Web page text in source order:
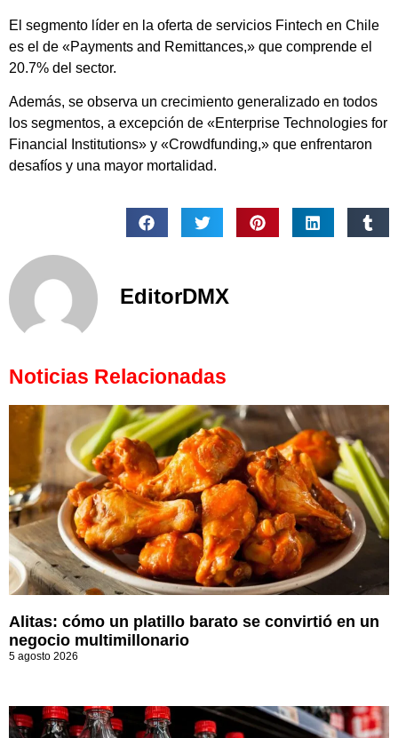
El segmento líder en la oferta de servicios Fintech en Chile
es el de «Payments and Remittances,» que comprende el
20.7% del sector.
Además, se observa un crecimiento generalizado en todos
los segmentos, a excepción de «Enterprise Technologies for
Financial Institutions» y «Crowdfunding,» que enfrentaron
desafíos y una mayor mortalidad.
EditorDMX
Noticias Relacionadas
Alitas: cómo un platillo barato se convirtió en un
negocio multimillonario
5 agosto 2026